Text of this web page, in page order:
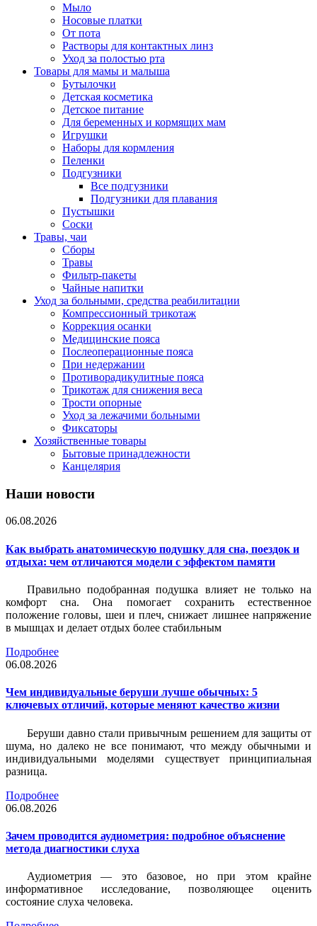
Мыло
Носовые платки
От пота
Растворы для контактных линз
Уход за полостью рта
Товары для мамы и малыша
Бутылочки
Детская косметика
Детское питание
Для беременных и кормящих мам
Игрушки
Наборы для кормления
Пеленки
Подгузники
Все подгузники
Подгузники для плавания
Пустышки
Соски
Травы, чаи
Сборы
Травы
Фильтр-пакеты
Чайные напитки
Уход за больными, средства реабилитации
Компрессионный трикотаж
Коррекция осанки
Медицинские пояса
Послеоперационные пояса
При недержании
Противорадикулитные пояса
Трикотаж для снижения веса
Трости опорные
Уход за лежачими больными
Фиксаторы
Хозяйственные товары
Бытовые принадлежности
Канцелярия
Наши новости
06.08.2026
Как выбрать анатомическую подушку для сна, поездок и
отдыха: чем отличаются модели с эффектом памяти
Правильно подобранная подушка влияет не только на
комфорт сна. Она помогает сохранить естественное
положение головы, шеи и плеч, снижает лишнее напряжение
в мышцах и делает отдых более стабильным
Подробнее
06.08.2026
Чем индивидуальные беруши лучше обычных: 5
ключевых отличий, которые меняют качество жизни
Беруши давно стали привычным решением для защиты от
шума, но далеко не все понимают, что между обычными и
индивидуальными моделями существует принципиальная
разница.
Подробнее
06.08.2026
Зачем проводится аудиометрия: подробное объяснение
метода диагностики слуха
Аудиометрия — это базовое, но при этом крайне
информативное исследование, позволяющее оценить
состояние слуха человека.